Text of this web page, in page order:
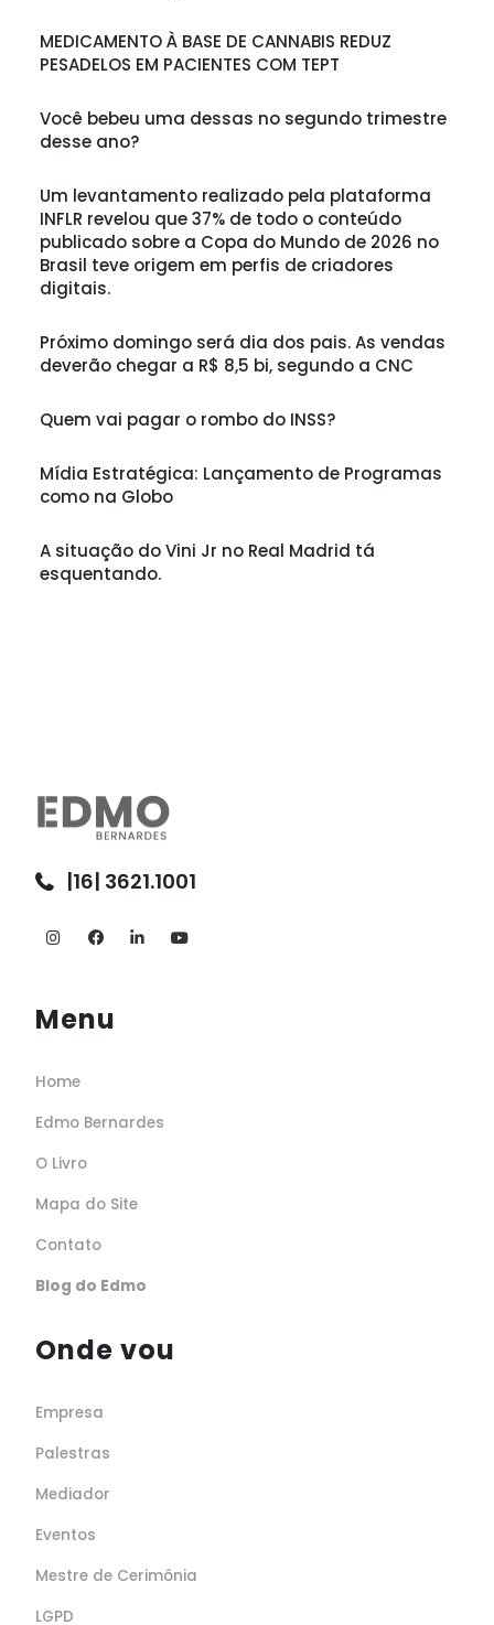
MEDICAMENTO À BASE DE CANNABIS REDUZ
PESADELOS EM PACIENTES COM TEPT
Você bebeu uma dessas no segundo trimestre
desse ano?
Um levantamento realizado pela plataforma
INFLR revelou que 37% de todo o conteúdo
publicado sobre a Copa do Mundo de 2026 no
Brasil teve origem em perfis de criadores
digitais.
Próximo domingo será dia dos pais. As vendas
deverão chegar a R$ 8,5 bi, segundo a CNC
Quem vai pagar o rombo do INSS?
Mídia Estratégica: Lançamento de Programas
como na Globo
A situação do Vini Jr no Real Madrid tá
esquentando.
|16| 3621.1001
Menu
Home
Edmo Bernardes
O Livro
Mapa do Site
Contato
Blog do Edmo
Onde vou
Empresa
Palestras
Mediador
Eventos
Mestre de Cerimônia
LGPD